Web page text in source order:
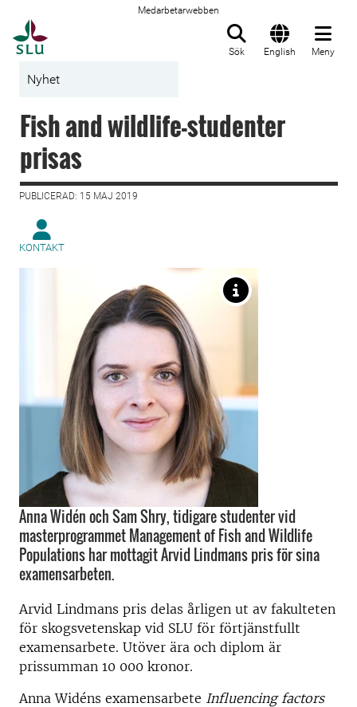
Medarbetarwebben
Sök English Meny
Nyhet
Fish and wildlife-studenter
prisas
PUBLICERAD: 15 MAJ 2019
KONTAKT
Anna Widén och Sam Shry, tidigare studenter vid
masterprogrammet Management of Fish and Wildlife
Populations har mottagit Arvid Lindmans pris för sina
examensarbeten.
Arvid Lindmans pris delas årligen ut av fakulteten
för skogsvetenskap vid SLU för förtjänstfullt
examensarbete. Utöver ära och diplom är
prissumman 10 000 kronor.
Anna Widéns examensarbete Influencing factors